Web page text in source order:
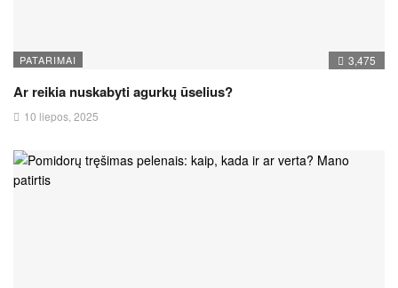
PATARIMAI 3,475
Ar reikia nuskabyti agurkų ūselius?
10 liepos, 2025